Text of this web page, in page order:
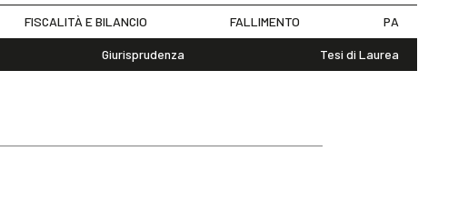
FISCALITÀ E BILANCIO FALLIMENTO PA
Giurisprudenza Tesi di Laurea